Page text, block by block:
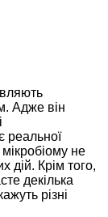
Адже він
реальної
не
дій. Крім того,
декілька
різні